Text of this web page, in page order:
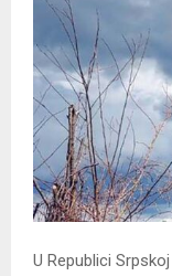
U Republici